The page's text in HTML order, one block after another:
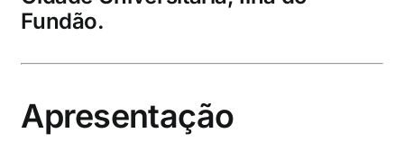
Fundão.
Apresentação